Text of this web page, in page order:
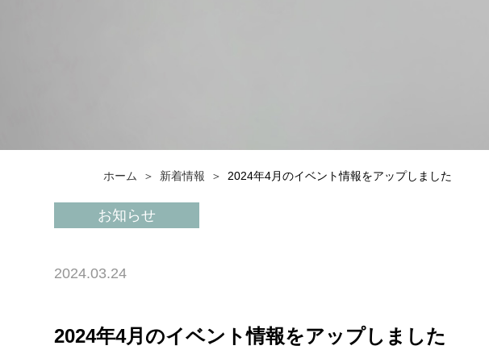
ホーム 新着情報 2024年4月のイベント情報をアップしました
お知らせ
2024.03.24
2024年4月のイベント情報をアップしました